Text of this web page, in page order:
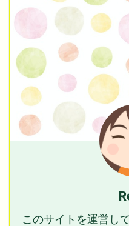
このサイトを運営し